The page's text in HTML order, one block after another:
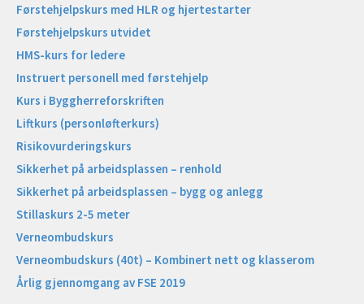
Førstehjelpskurs med HLR og hjertestarter
Førstehjelpskurs utvidet
HMS-kurs for ledere
Instruert personell med førstehjelp
Kurs i Byggherreforskriften
Liftkurs (personløfterkurs)
Risikovurderingskurs
Sikkerhet på arbeidsplassen – renhold
Sikkerhet på arbeidsplassen – bygg og anlegg
Stillaskurs 2-5 meter
Verneombudskurs
Verneombudskurs (40t) – Kombinert nett og klasserom
Årlig gjennomgang av FSE 2019